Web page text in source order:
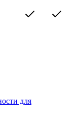
для